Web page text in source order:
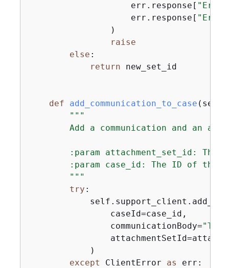
                    err.response[
                    err.response[
                )
raise
else :
return new_set_id
def add_communication_to_case ( self,
"""
Add a communication and an
:param attachment_set_id: The
:param case_id: The ID of the
        """
try :
                caseId=case_id,
                communicationBody=
            )
except ClientError as err: